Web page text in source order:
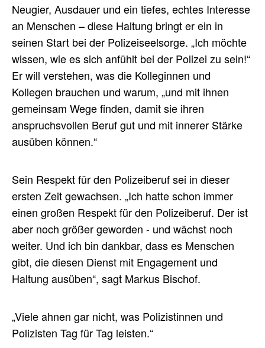
Neugier, Ausdauer und ein tiefes, echtes Interesse
an Menschen – diese Haltung bringt er ein in
seinen Start bei der Polizeiseelsorge. „Ich möchte
wissen, wie es sich anfühlt bei der Polizei zu sein!“
Er will verstehen, was die Kolleginnen und
Kollegen brauchen und warum, „und mit ihnen
gemeinsam Wege finden, damit sie ihren
anspruchsvollen Beruf gut und mit innerer Stärke
ausüben können.“
Sein Respekt für den Polizeiberuf sei in dieser
ersten Zeit gewachsen. „Ich hatte schon immer
einen großen Respekt für den Polizeiberuf. Der ist
aber noch größer geworden - und wächst noch
weiter. Und ich bin dankbar, dass es Menschen
gibt, die diesen Dienst mit Engagement und
Haltung ausüben“, sagt Markus Bischof.
„Viele ahnen gar nicht, was Polizistinnen und
Polizisten Tag für Tag leisten.“